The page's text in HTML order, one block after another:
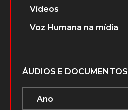
Vídeos
Voz Humana na mídia
ÁUDIOS E DOCUMENTOS